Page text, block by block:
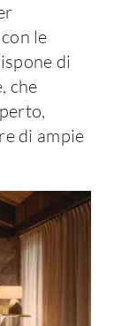
le
di
che
di ampie